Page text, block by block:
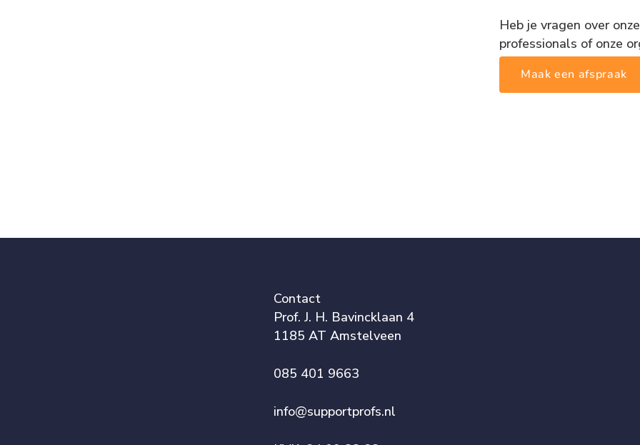
Heb je vragen over
professionals of onze
Maak een afspraak
Contact
Prof. J. H. Bavincklaan 4
1185 AT Amstelveen
085 401 9663
info@supportprofs.nl